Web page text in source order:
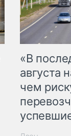
«В
августа
чем